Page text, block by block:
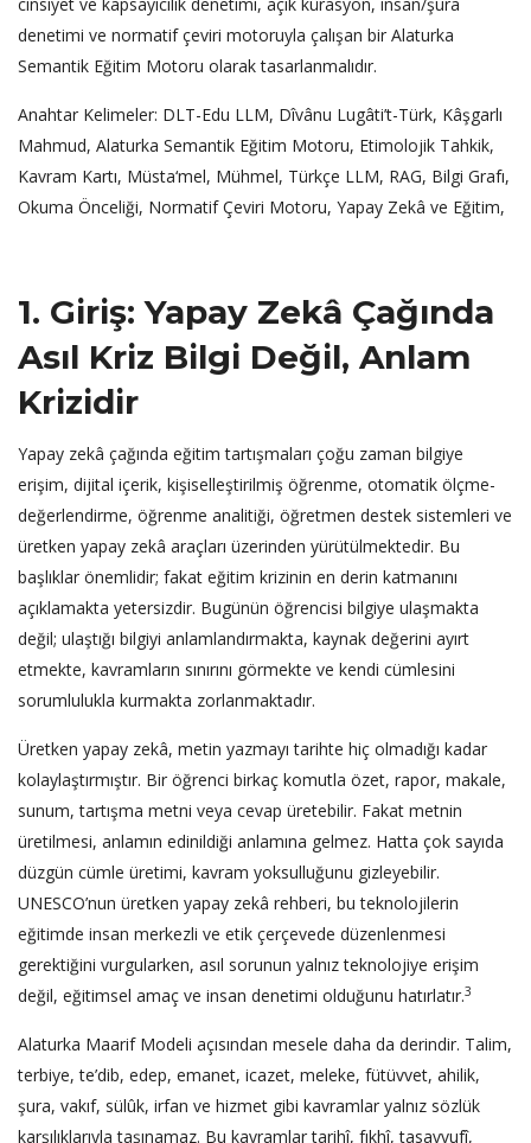
denetimi ve normatif çeviri motoruyla çalışan bir Alaturka
Semantik Eğitim Motoru olarak tasarlanmalıdır.
Anahtar Kelimeler: DLT-Edu LLM, Dîvânu Lugâti’t-Türk, Kâşgarlı
Mahmud, Alaturka Semantik Eğitim Motoru, Etimolojik Tahkik,
Kavram Kartı, Müsta‘mel, Mühmel, Türkçe LLM, RAG, Bilgi Grafı,
Okuma Önceliği, Normatif Çeviri Motoru, Yapay Zekâ ve Eğitim,
1. Giriş: Yapay Zekâ Çağında
Asıl Kriz Bilgi Değil, Anlam
Krizidir
Yapay zekâ çağında eğitim tartışmaları çoğu zaman bilgiye
erişim, dijital içerik, kişiselleştirilmiş öğrenme, otomatik ölçme-
değerlendirme, öğrenme analitiği, öğretmen destek sistemleri ve
üretken yapay zekâ araçları üzerinden yürütülmektedir. Bu
başlıklar önemlidir; fakat eğitim krizinin en derin katmanını
açıklamakta yetersizdir. Bugünün öğrencisi bilgiye ulaşmakta
değil; ulaştığı bilgiyi anlamlandırmakta, kaynak değerini ayırt
etmekte, kavramların sınırını görmekte ve kendi cümlesini
sorumlulukla kurmakta zorlanmaktadır.
Üretken yapay zekâ, metin yazmayı tarihte hiç olmadığı kadar
kolaylaştırmıştır. Bir öğrenci birkaç komutla özet, rapor, makale,
sunum, tartışma metni veya cevap üretebilir. Fakat metnin
üretilmesi, anlamın edinildiği anlamına gelmez. Hatta çok sayıda
düzgün cümle üretimi, kavram yoksulluğunu gizleyebilir.
UNESCO’nun üretken yapay zekâ rehberi, bu teknolojilerin
eğitimde insan merkezli ve etik çerçevede düzenlenmesi
gerektiğini vurgularken, asıl sorunun yalnız teknolojiye erişim
değil, eğitimsel amaç ve insan denetimi olduğunu hatırlatır.3
Alaturka Maarif Modeli açısından mesele daha da derindir. Talim,
terbiye, te’dib, edep, emanet, icazet, meleke, fütüvvet, ahilik,
şura, vakıf, sülûk, irfan ve hizmet gibi kavramlar yalnız sözlük
karşılıklarıyla taşınamaz. Bu kavramlar tarihî, fıkhî, tasavvufî,